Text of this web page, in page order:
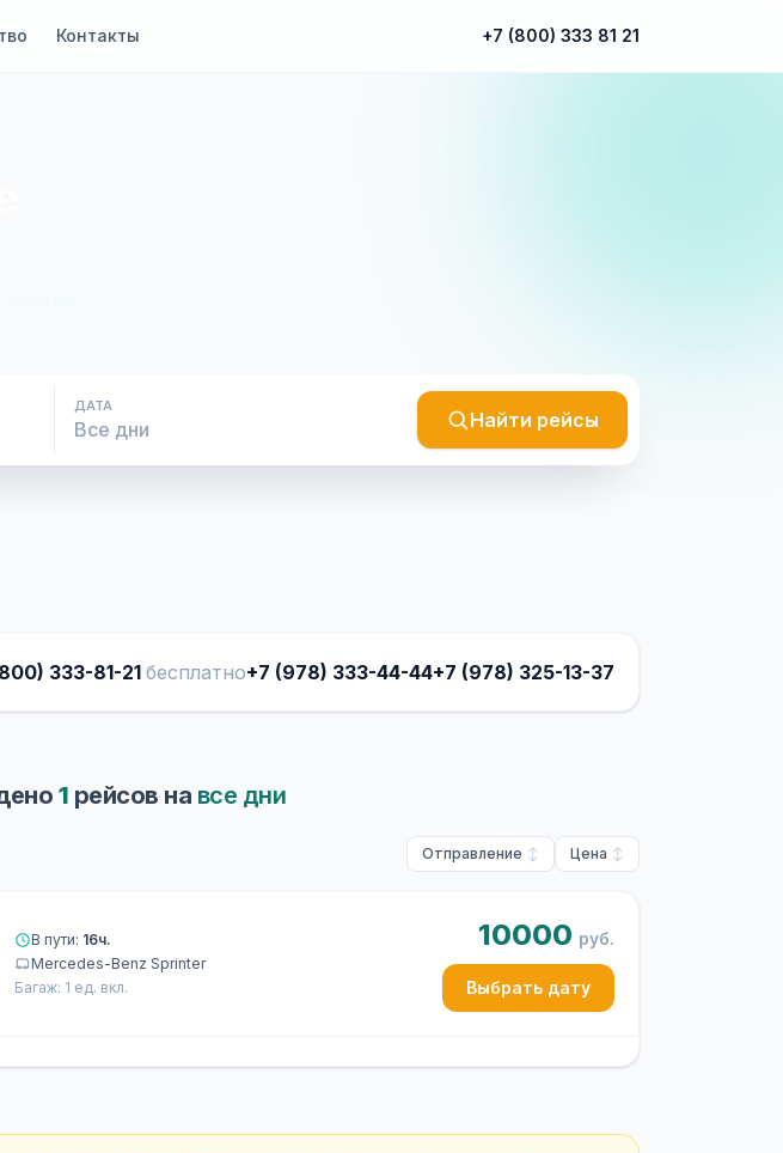
Контакты +7 (800) 333 81 21
ДАТА
Найти рейсы
333-81-21 бесплатно+7 (978) 333-44-44+7 (978) 325-13-37
1 рейсов на все дни
Отправление Цена
В пути: 16ч.
Mercedes-Benz Sprinter
Багаж: 1 ед. вкл.
10000 руб.
Выбрать дату